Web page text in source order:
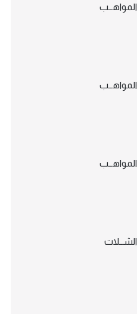
المواهــب
المواهــب
المواهــب
الشــلات